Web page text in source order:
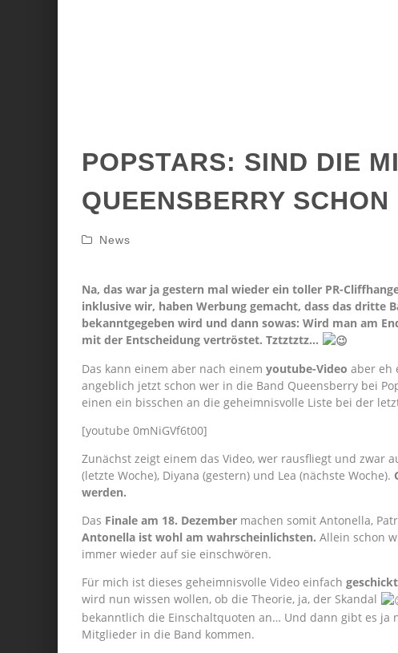
POPSTARS: SIND DIE
QUEENSBERRY
News
Na, das war ja gestern mal wieder ein toller PR-
inklusive wir, haben Werbung gemacht, dass das dritte
bekanntgegeben wird und dann sowas: Wird man am
mit der Entscheidung vertröstet. Tztztztz…
Das kann einem aber nach einem youtube-Video aber eh
angeblich jetzt schon wer in die Band Queensberry bei
einen ein bisschen an die geheimnisvolle Liste bei der
[youtube 0mNiGVf6t00]
Zunächst zeigt einem das Video, wer rausfliegt und zwar
(letzte Woche), Diyana (gestern) und Lea (nächste Woche).
werden.
Das Finale am 18. Dezember machen somit Antonella,
Antonella ist wohl am wahrscheinlichsten. Allein schon
immer wieder auf sie einschwören.
Für mich ist dieses geheimnisvolle Video einfach
wird nun wissen wollen, ob die Theorie, ja, der Skandal
bekanntlich die Einschaltquoten an… Und dann gibt es ja
Mitglieder in die Band kommen.